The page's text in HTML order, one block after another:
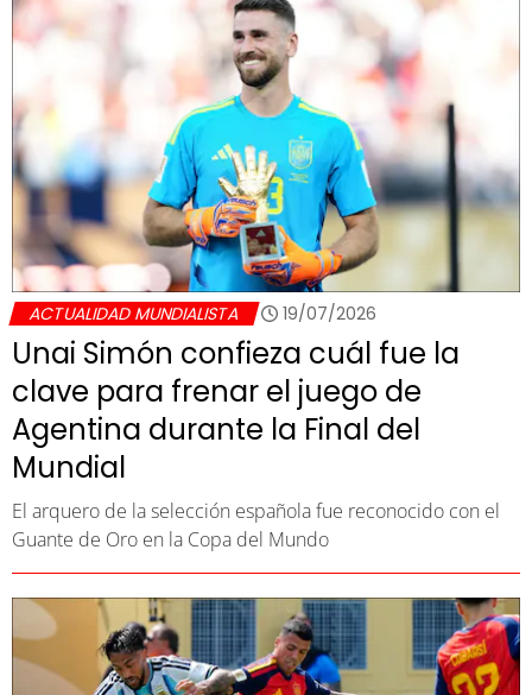
ACTUALIDAD MUNDIALISTA 19/07/2026
Unai Simón confieza cuál fue la
clave para frenar el juego de
Agentina durante la Final del
Mundial
El arquero de la selección española fue reconocido con el
Guante de Oro en la Copa del Mundo